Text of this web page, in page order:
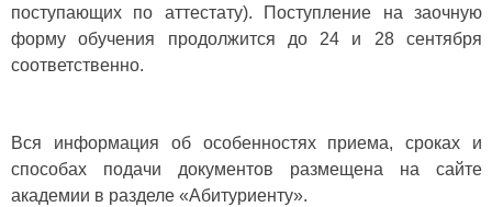
поступающих по аттестату). Поступление на заочную
форму обучения продолжится до 24 и 28 сентября
соответственно.
Вся информация об особенностях приема, сроках и
способах подачи документов размещена на сайте
академии в разделе «Абитуриенту».